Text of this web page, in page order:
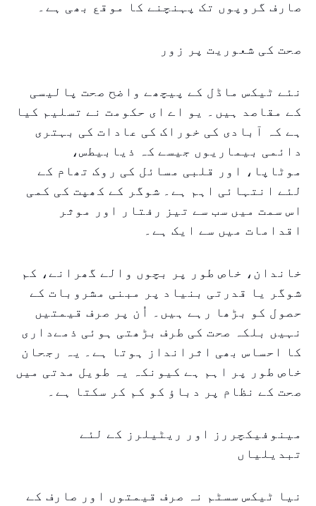
صارف گروپوں تک پہنچنے کا موقع بھی ہے۔
صحت کی شعوریت پر زور
نئے ٹیکس ماڈل کے پیچھے واضح صحت پالیسی
کے مقاصد ہیں۔ یو اے ای حکومت نے تسلیم کیا
ہے کہ آبادی کی خوراک کی عادات کی بہتری
دائمی بیماریوں جیسے کہ ذیابیطس،
موٹاپا، اور قلبی مسائل کی روک تھام کے
لئے انتہائی اہم ہے۔ شوگر کے کھپت کی کمی
اس سمت میں سب سے تیز رفتار اور موثر
اقدامات میں سے ایک ہے۔
خاندان، خاص طور پر بچوں والے گھرانے، کم
شوگر یا قدرتی بنیاد پر مبنی مشروبات کے
حصول کو بڑھا رہے ہیں۔ اُن پر صرف قیمتیں
نہیں بلکہ صحت کی طرف بڑھتی ہوئی ذمےداری
کا احساس بھی اثرانداز ہوتا ہے۔ یہ رجحان
خاص طور پر اہم ہے کیونکہ یہ طویل مدتی میں
صحت کے نظام پر دباؤ کو کم کر سکتا ہے۔
مینوفیکچررز اور ریٹیلرز کے لئے
تبدیلیاں
نیا ٹیکس سسٹم نہ صرف قیمتوں اور صارف کے